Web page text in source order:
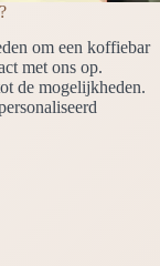
om een koffiebar
met ons op.
de mogelijkheden.